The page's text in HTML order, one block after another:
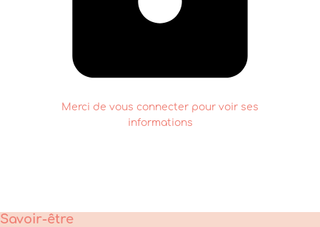
Merci de vous connecter pour voir ses
informations
Savoir-être